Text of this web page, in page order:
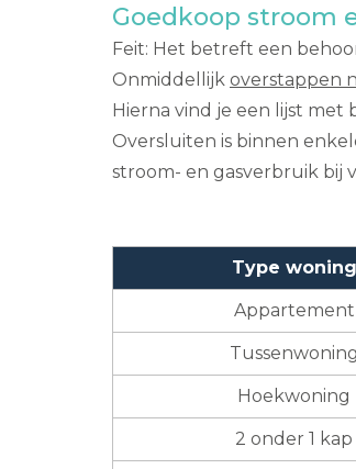
Goedkoop stroom
Feit: Het betreft een
Onmiddellijk overstappen
Hierna vind je een lijst met
Oversluiten is binnen
stroom- en gasverbruik bij
Type woning
Appartement
Tussenwoning
Hoekwoning
2 onder 1 kap